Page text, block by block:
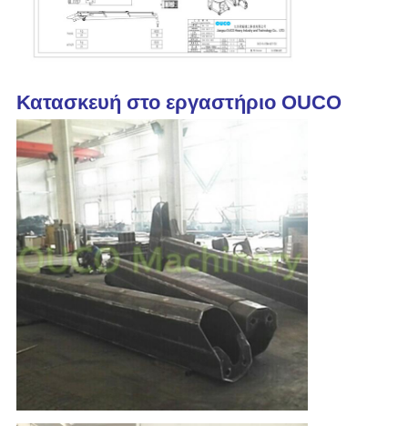
Κατασκευή στο εργαστήριο OUCO